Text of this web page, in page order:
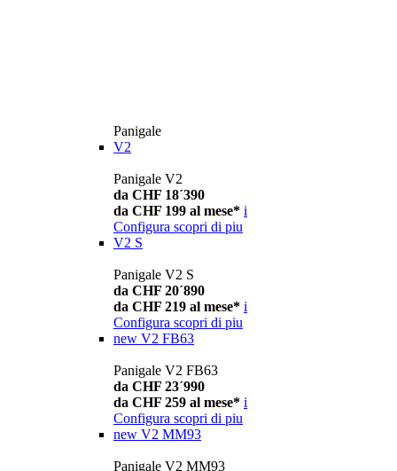
Panigale
V2
Panigale V2
da CHF 18´390
da CHF 199 al mese* i
Configura scopri di piu
V2 S
Panigale V2 S
da CHF 20´890
da CHF 219 al mese* i
Configura scopri di piu
new V2 FB63
Panigale V2 FB63
da CHF 23´990
da CHF 259 al mese* i
Configura scopri di piu
new V2 MM93
Panigale V2 MM93